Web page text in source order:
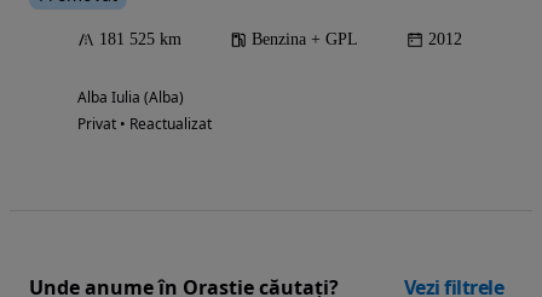
181 525 km Benzina + GPL 2012
Alba Iulia (Alba)
Privat • Reactualizat
Unde anume în Orastie căutați? Vezi filtrele